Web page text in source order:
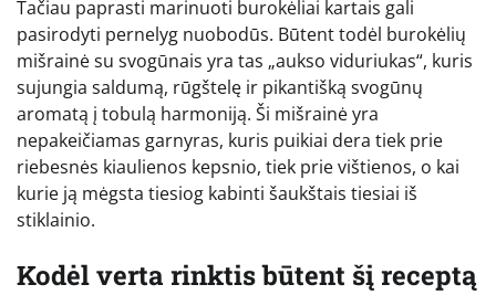
Tačiau paprasti marinuoti burokėliai kartais gali
pasirodyti pernelyg nuobodūs. Būtent todėl burokėlių
mišrainė su svogūnais yra tas „aukso viduriukas“, kuris
sujungia saldumą, rūgštelę ir pikantišką svogūnų
aromatą į tobulą harmoniją. Ši mišrainė yra
nepakeičiamas garnyras, kuris puikiai dera tiek prie
riebesnės kiaulienos kepsnio, tiek prie vištienos, o kai
kurie ją mėgsta tiesiog kabinti šaukštais tiesiai iš
stiklainio.
Kodėl verta rinktis būtent šį receptą